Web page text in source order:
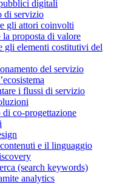
digitali
di servizio
gli attori coinvolti
la proposta di valore
gli elementi costitutivi del
del servizio
i flussi di servizio
co-progettazione
e il linguaggio
(search keywords)
analytics